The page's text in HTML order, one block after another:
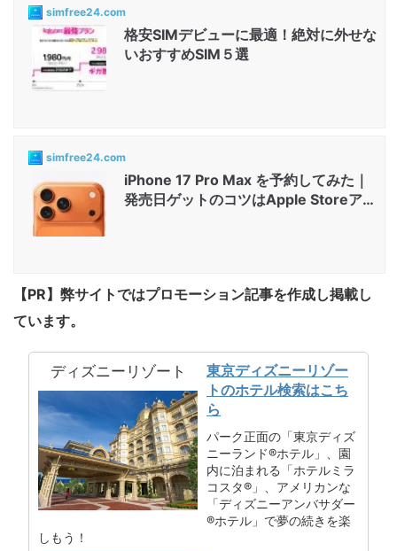
simfree24.com
格安SIMデビューに最適！絶対に外せな
いおすすめSIM５選
simfree24.com
iPhone 17 Pro Max を予約してみた｜
発売日ゲットのコツはApple Storeアプ
【PR】弊サイトではプロモーション記事を作成し掲載し
ています。
ディズニーリゾート
東京ディズニーリゾー
トのホテル検索はこち
ら
パーク正面の「東京ディズ
ニーランド®ホテル」、園
内に泊まれる「ホテルミラ
コスタ®」、アメリカンな
「ディズニーアンバサダー
®ホテル」で夢の続きを楽
しもう！